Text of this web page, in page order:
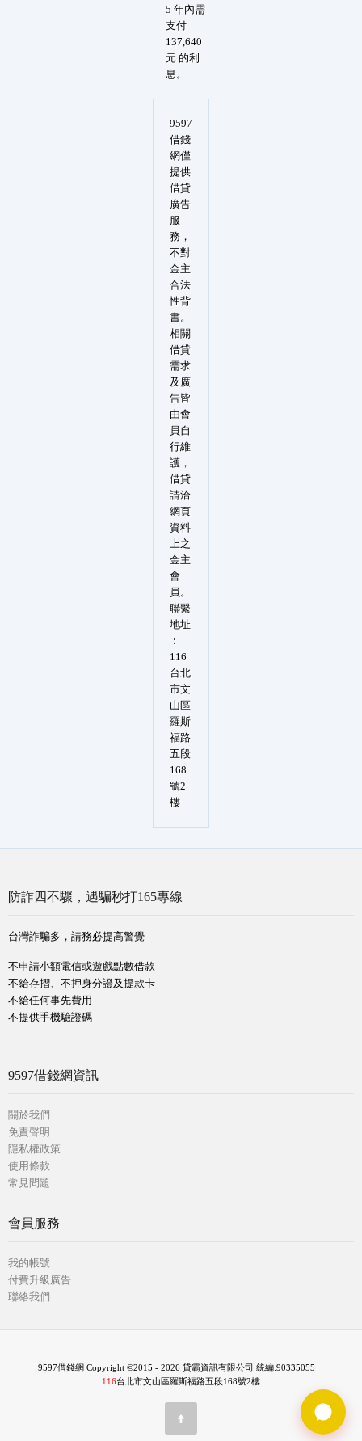
5 年內需
支付
137,640
元 的利
息。
9597
借錢
網僅
提供
借貸
廣告
服
務，
不對
金主
合法
性背
書。
相關
借貸
需求
及廣
告皆
由會
員自
行維
護，
借貸
請洽
網頁
資料
上之
金主
會
員。
聯繫
地址
︰
116
台北
市文
山區
羅斯
福路
五段
168
號2
樓
防詐四不驟，遇騙秒打165專線
台灣詐騙多，請務必提高警覺
不申請小額電信或遊戲點數借款
不給存摺、不押身分證及提款卡
不給任何事先費用
不提供手機驗證碼
9597借錢網資訊
關於我們
免責聲明
隱私權政策
使用條款
常見問題
會員服務
我的帳號
付費升級廣告
聯絡我們
9597借錢網 Copyright ©2015 - 2026 貸霸資訊有限公司 統編:90335055
116台北市文山區羅斯福路五段168號2樓